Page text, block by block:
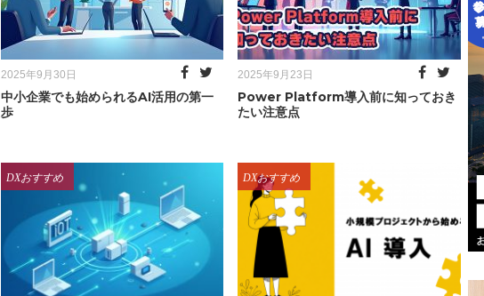
Posted
on
2025年9月30日
中小企業でも始められるAI活用の第一
歩
Posted
on
2025年9月23日
Power Platform導入前に知っておき
たい注意点
Categories
DXおすすめ Categories
DXおすすめ